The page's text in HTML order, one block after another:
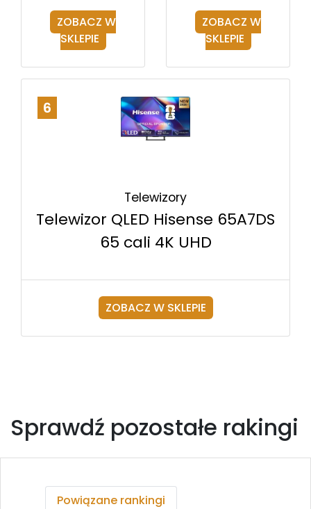
ZOBACZ W
SKLEPIE
ZOBACZ W
SKLEPIE
6
Telewizory
Telewizor QLED Hisense 65A7DS
65 cali 4K UHD
ZOBACZ W SKLEPIE
Sprawdź pozostałe rakingi
Powiązane rankingi